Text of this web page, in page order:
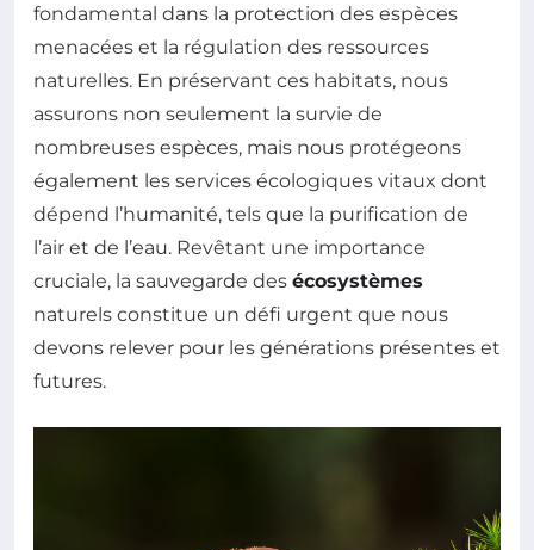
fondamental dans la protection des espèces
menacées et la régulation des ressources
naturelles. En préservant ces habitats, nous
assurons non seulement la survie de
nombreuses espèces, mais nous protégeons
également les services écologiques vitaux dont
dépend l’humanité, tels que la purification de
l’air et de l’eau. Revêtant une importance
cruciale, la sauvegarde des écosystèmes
naturels constitue un défi urgent que nous
devons relever pour les générations présentes et
futures.